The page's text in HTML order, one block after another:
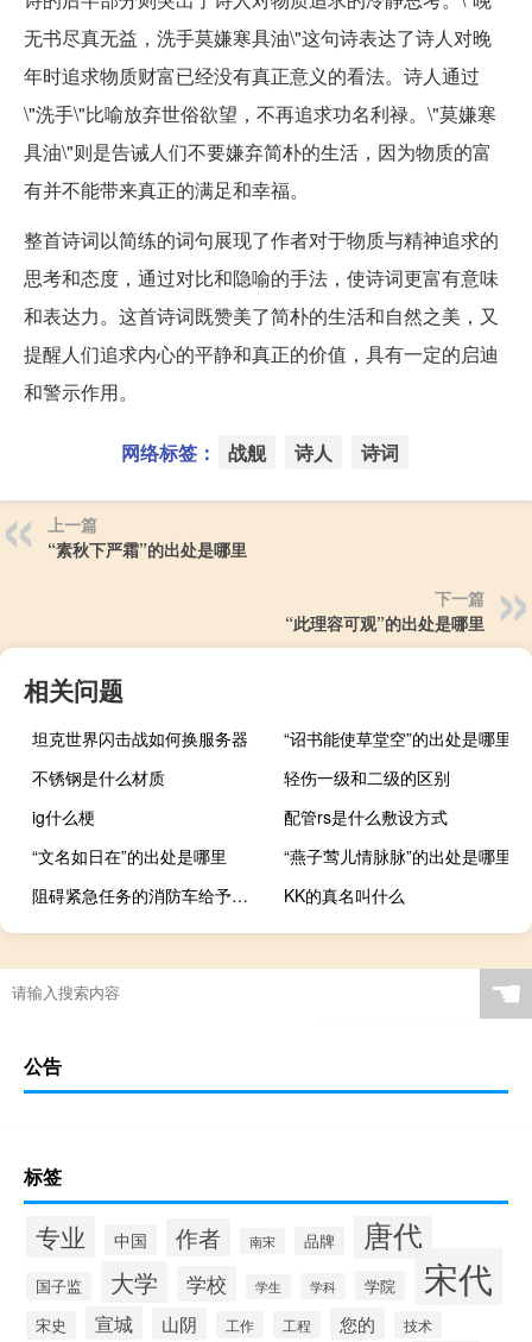
无书尽真无益，洗手莫嫌寒具油\"这句诗表达了诗人对晚
年时追求物质财富已经没有真正意义的看法。诗人通过
\"洗手\"比喻放弃世俗欲望，不再追求功名利禄。\"莫嫌寒
具油\"则是告诫人们不要嫌弃简朴的生活，因为物质的富
有并不能带来真正的满足和幸福。
整首诗词以简练的词句展现了作者对于物质与精神追求的
思考和态度，通过对比和隐喻的手法，使诗词更富有意味
和表达力。这首诗词既赞美了简朴的生活和自然之美，又
提醒人们追求内心的平静和真正的价值，具有一定的启迪
和警示作用。
网络标签： 战舰 诗人 诗词
上一篇
“素秋下严霜”的出处是哪里
下一篇
“此理容可观”的出处是哪里
相关问题
坦克世界闪击战如何换服务器
“诏书能使草堂空”的出处是哪里
不锈钢是什么材质
轻伤一级和二级的区别
ig什么梗
配管rs是什么敷设方式
“文名如日在”的出处是哪里
“燕子莺儿情脉脉”的出处是哪里
阻碍紧急任务的消防车给予什么处罚
KK的真名叫什么
☚
公告
标签
专业 中国 作者 南宋 品牌 唐代
国子监 大学 学校 学生 学科 学院 宋代
宋史 宣城 山阴 工作 工程 您的 技术